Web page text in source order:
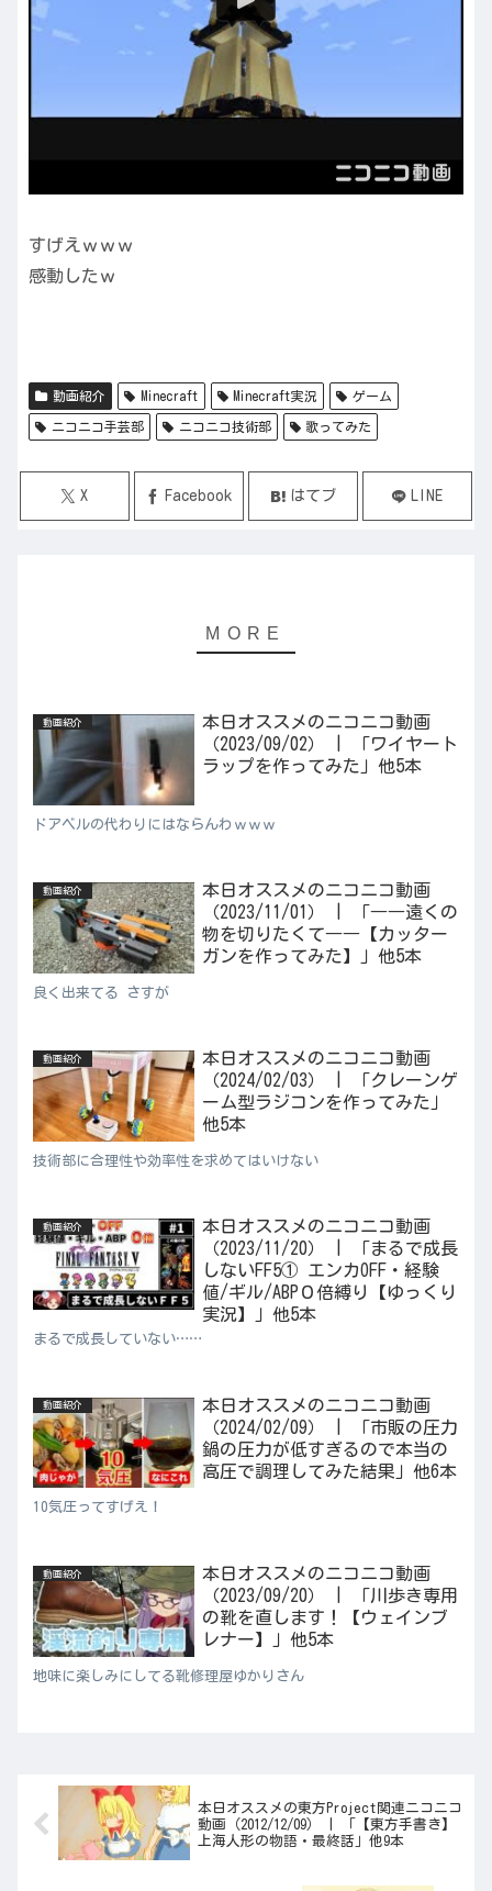
すげえｗｗｗ
感動したｗ
動画紹介 Minecraft Minecraft実況 ゲーム
ニコニコ手芸部 ニコニコ技術部 歌ってみた
X Facebook はてブ LINE
動画紹介
本日オススメのニコニコ動画
（2023/09/02） | 「ワイヤート
ラップを作ってみた」他5本
ドアベルの代わりにはならんわｗｗｗ
動画紹介
本日オススメのニコニコ動画
（2023/11/01） | 「――遠くの
物を切りたくて――【カッター
ガンを作ってみた】」他5本
良く出来てる さすが
動画紹介
本日オススメのニコニコ動画
（2024/02/03） | 「クレーンゲ
ーム型ラジコンを作ってみた」
他5本
技術部に合理性や効率性を求めてはいけない
動画紹介
本日オススメのニコニコ動画
（2023/11/20） | 「まるで成長
しないFF5① エンカOFF・経験
値/ギル/ABP０倍縛り【ゆっくり
実況】」他5本
まるで成長していない……
動画紹介
本日オススメのニコニコ動画
（2024/02/09） | 「市販の圧力
鍋の圧力が低すぎるので本当の
高圧で調理してみた結果」他6本
10気圧ってすげえ！
動画紹介
本日オススメのニコニコ動画
（2023/09/20） | 「川歩き専用
の靴を直します！【ウェインブ
レナー】」他5本
地味に楽しみにしてる靴修理屋ゆかりさん
本日オススメの東方Project関連ニコニコ
動画（2012/12/09） | 「【東方手書き】
上海人形の物語・最終話」他9本